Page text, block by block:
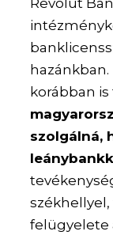
hazánkban.
korábban
szolgálná,
székhellyel,
felügyelete